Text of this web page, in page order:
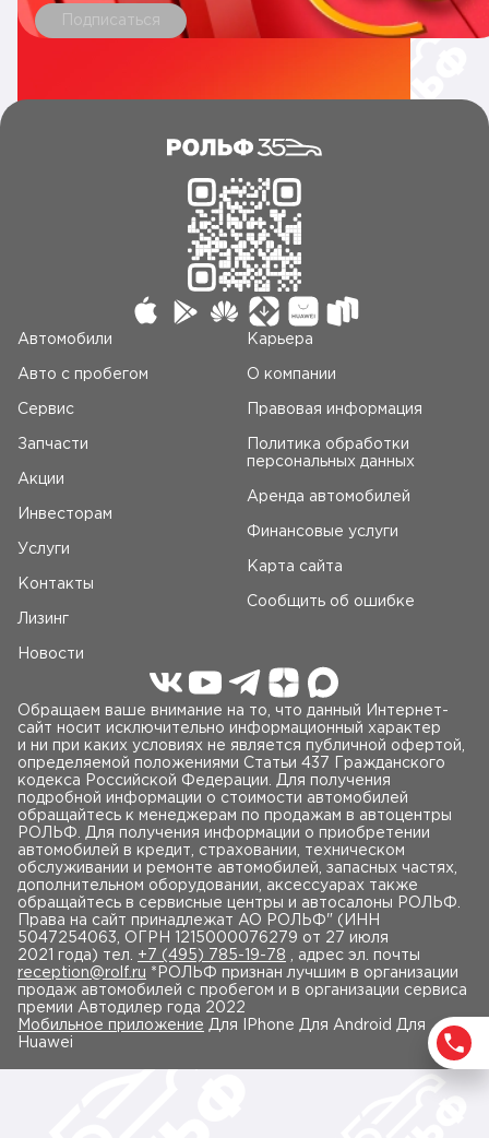
Подписаться
Автомобили
Авто c пробегом
Сервис
Запчасти
Акции
Инвесторам
Услуги
Контакты
Лизинг
Новости
Карьера
О компании
Правовая информация
Политика обработки
персональных данных
Аренда автомобилей
Финансовые услуги
Карта сайта
Сообщить об ошибке
Обращаем ваше внимание на то, что данный Интернет-
сайт носит исключительно информационный характер
и ни при каких условиях не является публичной офертой,
определяемой положениями Статьи 437 Гражданского
кодекса Российской Федерации. Для получения
подробной информации о стоимости автомобилей
обращайтесь к менеджерам по продажам в автоцентры
РОЛЬФ. Для получения информации о приобретении
автомобилей в кредит, страховании, техническом
обслуживании и ремонте автомобилей, запасных частях,
дополнительном оборудовании, аксессуарах также
обращайтесь в сервисные центры и автосалоны РОЛЬФ.
Права на сайт принадлежат AO РОЛЬФ" (ИНН
5047254063, ОГРН 1215000076279 от 27 июля
2021 года) тел. +7 (495) 785-19-78 , адрес эл. почты
reception@rolf.ru *РОЛЬФ признан лучшим в организации
продаж автомобилей с пробегом и в организации сервиса
премии Автодилер года 2022
Мобильное приложение Для IPhone Для Android Для
Huawei